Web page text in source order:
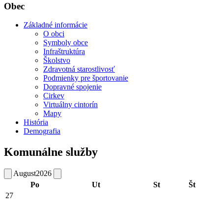
Obec
Základné informácie
O obci
Symboly obce
Infraštruktúra
Školstvo
Zdravotná starostlivosť
Podmienky pre športovanie
Dopravné spojenie
Cirkev
Virtuálny cintorín
Mapy
História
Demografia
Komunálne služby
August2026
Po
Ut St
Št
27